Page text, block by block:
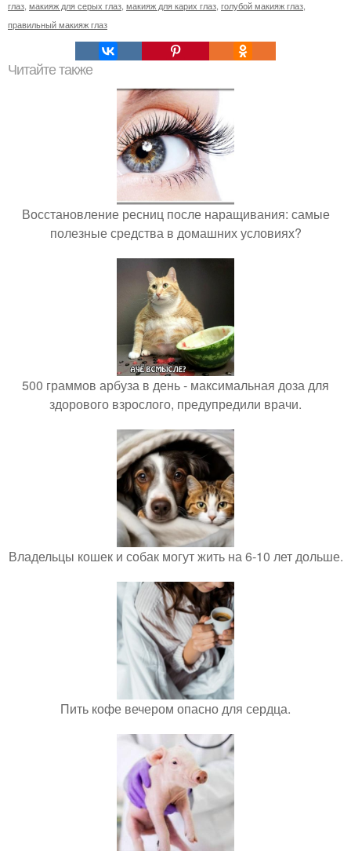
глаз макияж для серых глаз макияж для карих глаз голубой макияж глаз
правильный макияж глаз
Читайте также
Восстановление ресниц после наращивания: самые
полезные средства в домашних условиях?
500 граммов арбуза в день - максимальная доза для
здорового взрослого, предупредили врачи.
Владельцы кошек и собак могут жить на 6-10 лет дольше.
Пить кофе вечером опасно для сердца.